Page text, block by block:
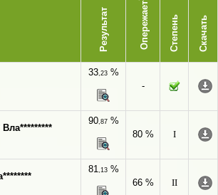
Результат Опережает Степень Скачать
33,23%
-
Вла*********
90,87%
80 %
I
81,13%
66 %
II